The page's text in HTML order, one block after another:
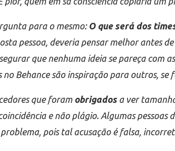
para o mesmo: O que será dos
pessoa, deveria pensar melhor antes
que nenhuma ideia se pareça com
Behance são inspiração para outros,
que foram obrigadosa ver
e não plágio. Algumas
pois tal acusação é falsa,